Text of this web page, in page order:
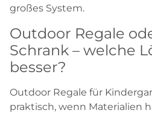
großes System.
Outdoor Regale
Schrank – welche
besser?
Outdoor Regale für
praktisch, wenn Materialien